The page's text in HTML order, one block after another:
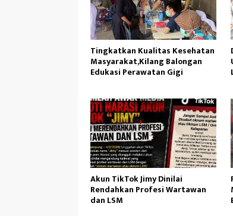
Tingkatkan Kualitas Kesehatan
Masyarakat,Kilang Balongan
Edukasi Perawatan Gigi
Akun TikTok Jimy Dinilai
Rendahkan Profesi Wartawan
dan LSM